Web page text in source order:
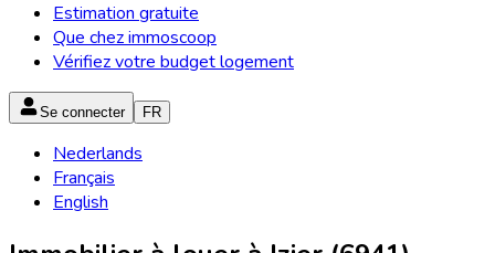
Estimation gratuite
Que chez immoscoop
Vérifiez votre budget logement
Se connecter FR
Nederlands
Français
English